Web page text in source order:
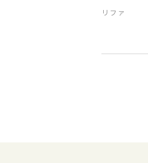
ムブラシ」
リファ